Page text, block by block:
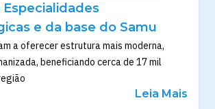
e da base do Samu
a oferecer estrutura mais moderna,
beneficiando cerca de 17 mil
Leia Mais